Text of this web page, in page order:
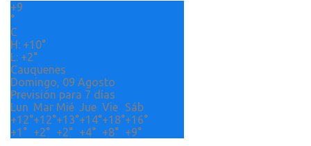
s
+9
°
C
H: +10°
L: +2°
Cauquenes
Domingo, 09 Agosto
Previsión para 7 días
Lun Mar Mié Jue Vie
Sáb
+12°+12°+13°+14°+18°+16°
+1° +2° +2° +4° +8° +9°